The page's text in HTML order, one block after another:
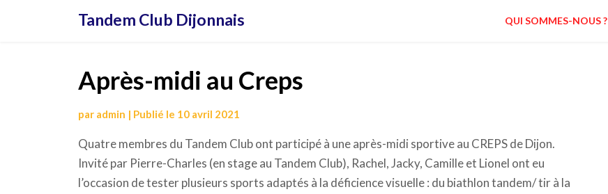
Tandem Club Dijonnais QUI SOMMES-NOUS ?
Après-midi au Creps
par admin | Publié le 10 avril 2021
Quatre membres du Tandem Club ont participé à une après-midi sportive au CREPS de Dijon.
Invité par Pierre-Charles (en stage au Tandem Club), Rachel, Jacky, Camille et Lionel ont eu
l’occasion de tester plusieurs sports adaptés à la déficience visuelle : du biathlon tandem/ tir à la